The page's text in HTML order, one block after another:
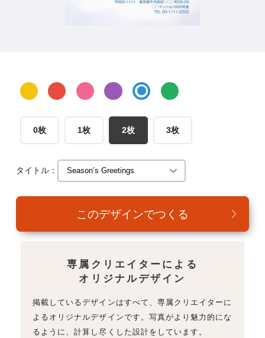
お問い合わせ
0枚 1枚 2枚 3枚
タイトル：
専属クリエイターによる
オリジナルデザイン
掲載しているデザインはすべて、専属クリエイターに
よるオリジナルデザインです。写真がより魅力的にな
るように、計算し尽くした設計をしています。